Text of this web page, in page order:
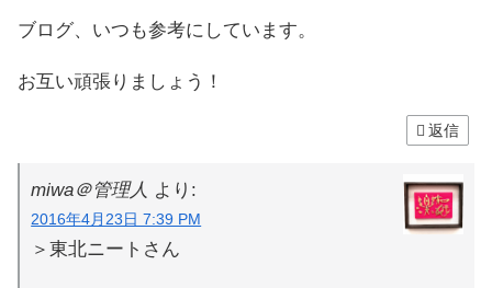
ブログ、いつも参考にしています。
お互い頑張りましょう！
返信
miwa＠管理人 より:
2016年4月23日 7:39 PM
＞東北ニートさん